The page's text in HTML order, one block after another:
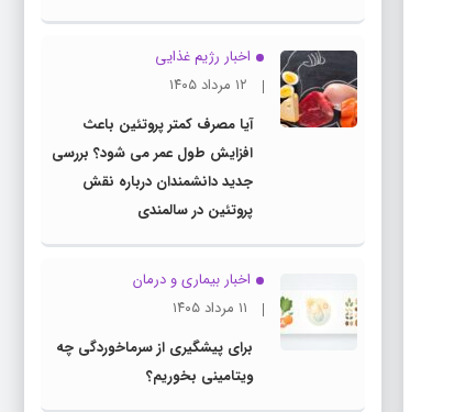
اخبار رژیم غذایی
۱۲ مرداد ۱۴۰۵
آیا مصرف کمتر پروتئین باعث
افزایش طول عمر می شود؟ بررسی
جدید دانشمندان درباره نقش
پروتئین در سالمندی
اخبار بیماری و درمان
۱۱ مرداد ۱۴۰۵
برای پیشگیری از سرماخوردگی چه
ویتامینی بخوریم؟